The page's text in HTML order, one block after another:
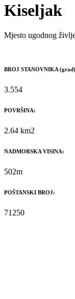
Kiseljak
Mjesto ugodnog
BROJ STANOVNIKA
3.554
POVRŠINA:
2.64 km2
NADMORSKA VISINA:
502m
POŠTANSKI BROJ:
71250